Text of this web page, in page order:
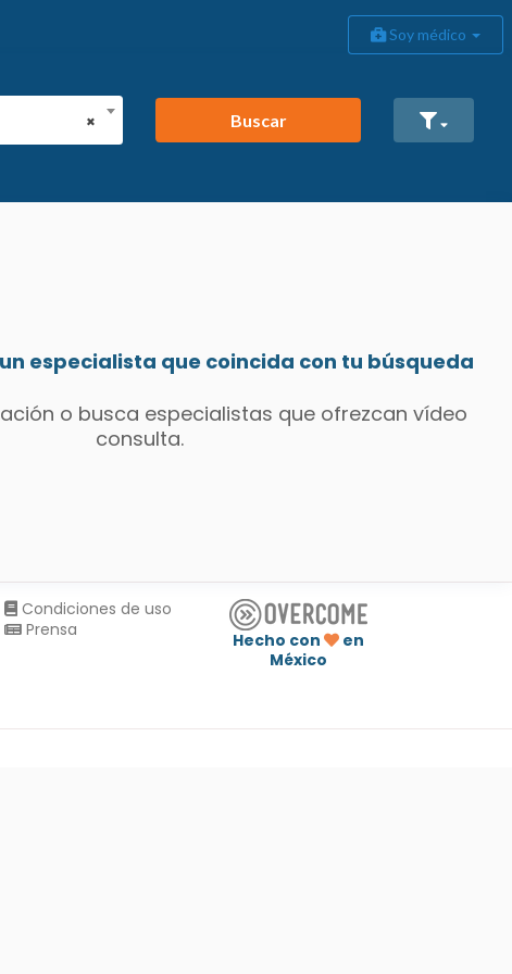
Soy médico
×
Buscar
especialista que coincida con tu búsqueda
o busca especialistas que ofrezcan vídeo
consulta.
Condiciones de uso
Prensa
Hecho con
en
México